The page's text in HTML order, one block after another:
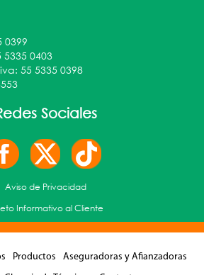
0399
0403
55 5335 0398
Sociales
Aviso de Privacidad
Informativo al Cliente
Productos
Aseguradoras y Afianzadoras